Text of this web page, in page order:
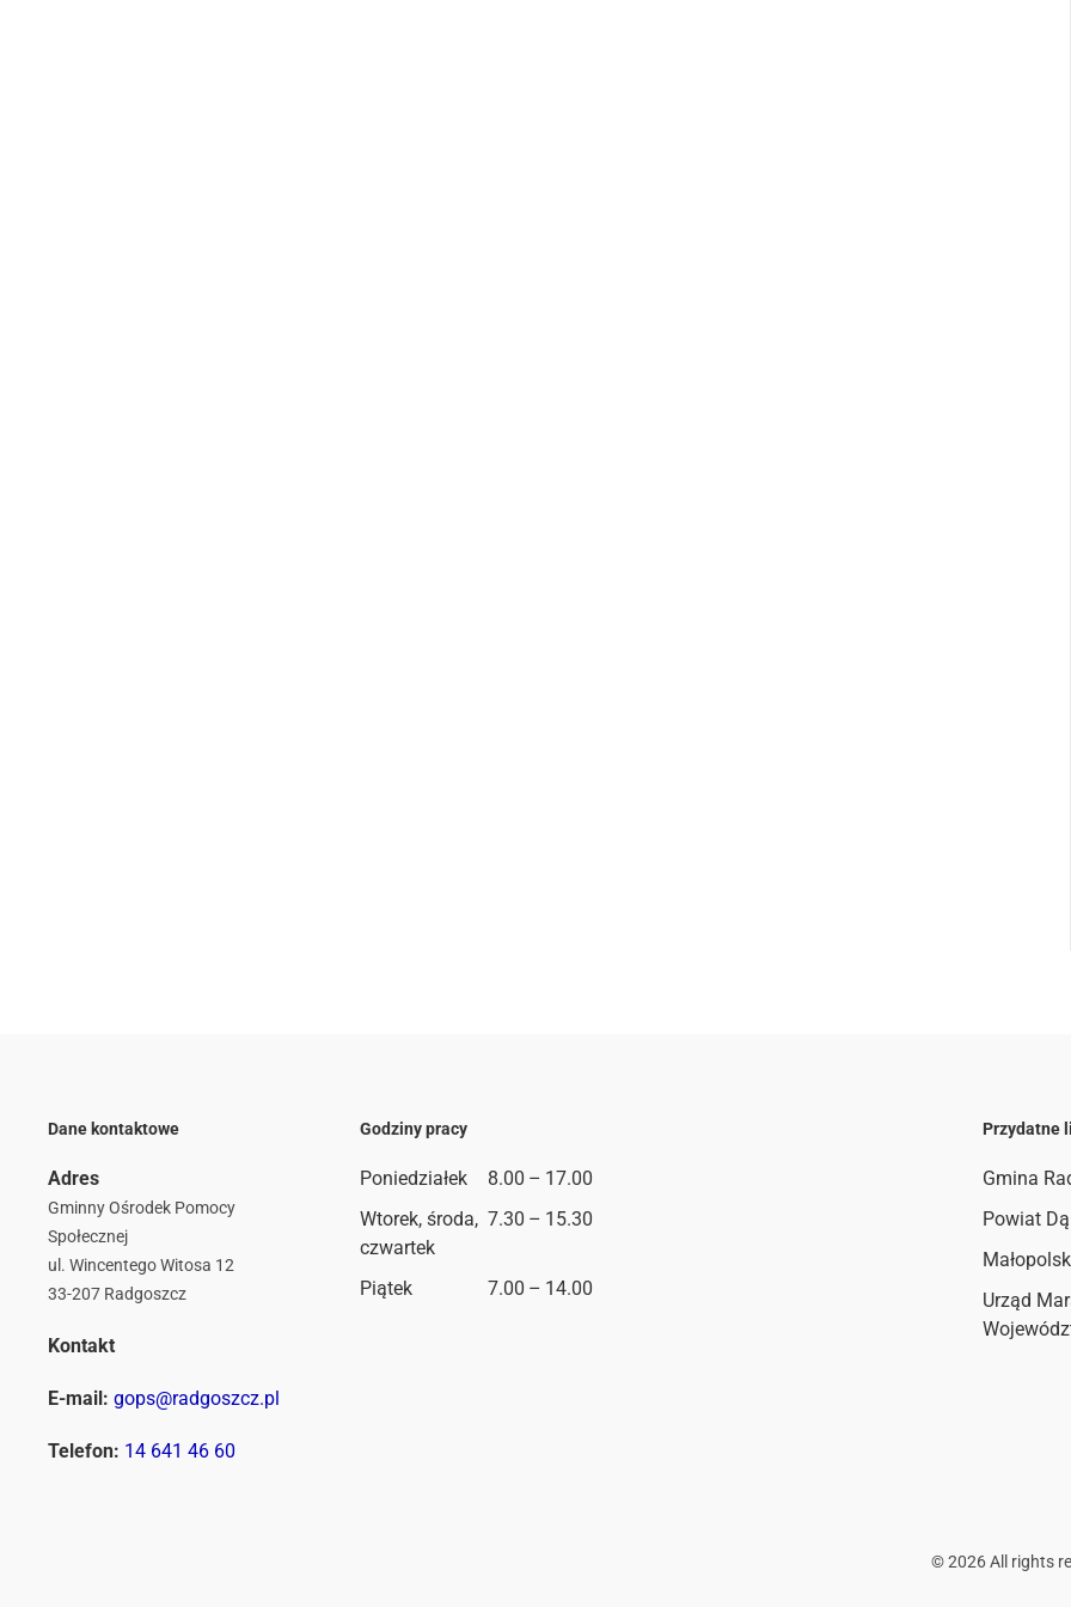
Dane kontaktowe
Adres
Gminny Ośrodek Pomocy
Społecznej
ul. Wincentego Witosa 12
33-207 Radgoszcz
Kontakt
E-mail: gops@radgoszcz.pl
Telefon: 14 641 46 60
Godziny pracy
Poniedziałek
8.00 – 17.00
Wtorek, środa,
czwartek
7.30 – 15.30
Piątek 7.00 – 14.00
Przydatne
Gmina
Powiat
Urząd
©2026All rights